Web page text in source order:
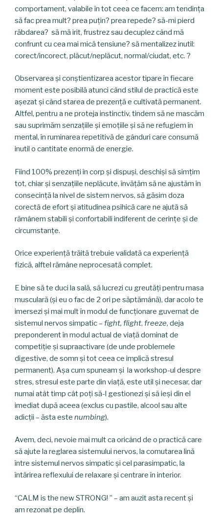
comportament, valabile în tot ceea ce facem: am tendința
să fac prea mult? prea puțin? prea repede? să-mi pierd
răbdarea? să mă irit, frustrez sau decuplez când mă
confrunt cu cea mai mică tensiune? să mentalizez inutil:
corect/incorect, plăcut/neplăcut, normal/ciudat, etc. ?
Observarea și conștientizarea acestor tipare în fiecare
moment este posibilă atunci când stilul de practică este
așezat și când starea de prezență e cultivată permanent.
Altfel, pentru a ne proteja instinctiv, tindem să ne mascăm
sau suprimăm senzațiile și emoțiile și să ne refugiem în
mental, în ruminarea repetitivă de gânduri care consumă
inutil o cantitate enormă de energie.
Fiind 100% prezenți în corp și dispuși, deschiși să simțim
tot, chiar și senzațiile neplăcute, învățăm să ne ajustăm în
consecință la nivel de sistem nervos, să găsim doza
corectă de efort și atitudinea psihică care ne ajută să
rămânem stabili și confortabili indiferent de cerințe și de
circumstanțe.
Orice experiență trăită trebuie validată ca experiență
fizică, alftel rămâne neprocesată complet.
E bine să te duci la sală, să lucrezi cu greutăți pentru masa
musculară (și eu o fac de 2 ori pe săptămână), dar acolo te
imersezi și mai mult în modul de funcționare guvernat de
sistemul nervos simpatic – fight, flight, freeze, deja
preponderent în modul actual de viață dominat de
competiție și supraactivare (de unde problemele
digestive, de somn și tot ceea ce implică stresul
permanent). Așa cum spuneam și la workshop-ul despre
stres, stresul este parte din viață, este util și necesar, dar
numai atât timp cât poți să-l gestionezi și să ieși din el
imediat după aceea (exclus cu pastile, alcool sau alte
adicții – ăsta este numbing).
Avem, deci, nevoie mai mult ca oricând de o practică care
să ajute la reglarea sistemului nervos, la comutarea lină
între sistemul nervos simpatic și cel parasimpatic, la
întărirea reflexului de relaxare și centrare în interior.
“CALM is the new STRONG! ” – am auzit asta recent și
am rezonat pe deplin.